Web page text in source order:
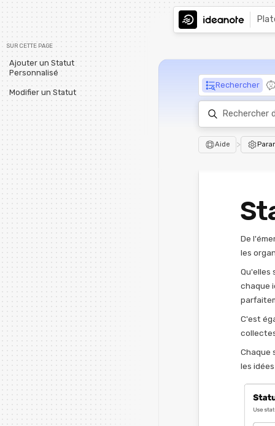
SUR CETTE PAGE
Ajouter un Statut
Personnalisé
Modifier un Statut
Rechercher
Aide >
De
les
Qu'elles
chaque
C'est
Chaque
les